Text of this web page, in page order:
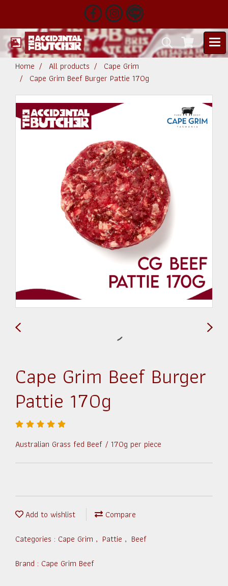
Home All products
Cape Grim
Cape Grim Beef Burger Pattie 170g
Cape Grim Beef Burger
Pattie 170g
Australian Grass fed Beef / 170g per piece
Add to wishlist
Compare
Categories : Cape Grim , Pattie , Beef
Brand : Cape Grim Beef